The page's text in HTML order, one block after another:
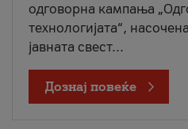
одговорна кампања
технологијата“,
јавната свест...
Дознај повеќе